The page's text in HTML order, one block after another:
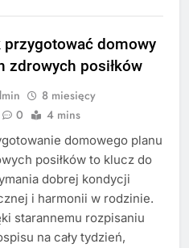
przygotować domowy
zdrowych posiłków
8 miesięcy
0 4 mins
domowego planu
posiłków to klucz do
dobrej kondycji
i harmonii w rodzinie.
starannemu rozpisaniu
na cały tydzień,